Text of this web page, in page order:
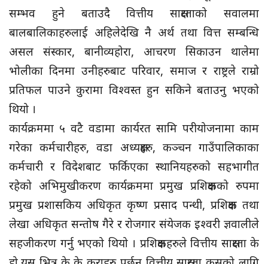
सम्भव हुने बताउदै वित्तीय साक्षरताको सवालमा
बालबालिकाहरुलाई अहिलेदेखि नै अर्थ तथा वित्त सम्बन्धि
असल संस्कार, बानीव्यहोरा, आचरण सिकाउन थालेमा
भोलीका दिनमा उनीहरुबाट परिवार, समाज र राष्ट्रले राम्रो
प्रतिफल पाउने कुरामा विश्वस्त हुन सकिने बताउनु भएको
थियो ।
कार्यक्रममा ५ वटै वडामा कार्यरत सामि परीयोजनामा काम
गरेका कर्मचारीहरु, वडा अध्यक्षहरु, कञ्चन गाउँपालिकाका
कर्मचारी र विदेशबाट फर्किएका स्थानियहरुको सहभागीत
रहेको अभिमुखीकरण कार्यक्रममा प्रमुख प्रशिक्षकको रुपमा
प्रमुख प्रशासकिय अधिकृत कृष्ण प्रसाद पन्थी, प्रशिक्षक तथा
लेखा अधिकृत सन्तोष गैरे र रोजगार संयेजक इश्वरी ज्ञवालीले
सहजीकरण गर्नु भएको थियो । प्रशिक्षकहरुले वित्तीय साक्षरता के